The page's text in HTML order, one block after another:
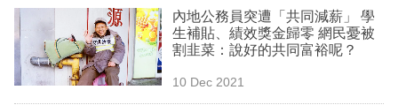
內地公務員突遭「共同減薪」 學
生補貼、績效獎金歸零 網民憂被
割韭菜：說好的共同富裕呢？
10 Dec 2021